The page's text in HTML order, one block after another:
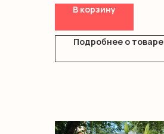
Оформление
В корзину
Подробнее о товаре